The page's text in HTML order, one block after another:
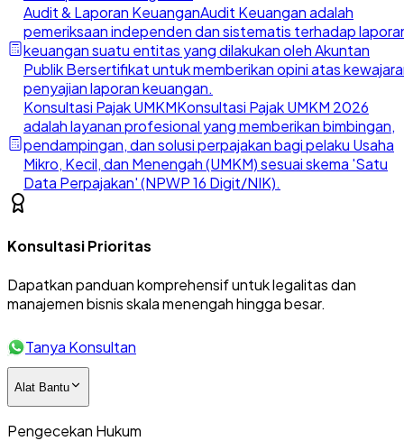
Audit & Laporan KeuanganAudit Keuangan adalah
pemeriksaan independen dan sistematis terhadap
keuangan suatu entitas yang dilakukan oleh Akuntan
Publik Bersertifikat untuk memberikan opini atas
penyajian laporan keuangan.
Konsultasi Pajak UMKMKonsultasi Pajak UMKM 2026
adalah layanan profesional yang memberikan bimbingan,
pendampingan, dan solusi perpajakan bagi pelaku Usaha
Mikro, Kecil, dan Menengah (UMKM) sesuai skema 'Satu
Data Perpajakan' (NPWP 16 Digit/NIK).
Konsultasi Prioritas
Dapatkan panduan komprehensif untuk legalitas dan
manajemen bisnis skala menengah hingga besar.
Tanya Konsultan
Alat Bantu
Pengecekan Hukum